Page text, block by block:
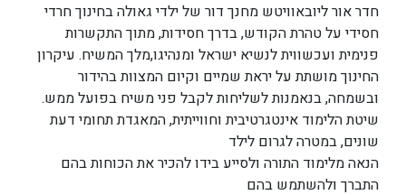
חדר אור ליובאוויטש מחנך דור של ילדי גאולה בחינוך חרדי
חסידי על טהרת הקודש, בדרך חסידות, מתוך התקשרות
פנימית ועכשווית לנשיא ישראל ומנהיגו,מלך המשיח. עיקרון
החינוך מושתת על יראת שמיים וקיום המצוות בהידור
ובשמחה, בנאמנות לשליחות לקבל פני משיח בפועל ממש.
שיטת הלימוד אינטגרטיבית וחווייתית, המאגדת תחומי דעת
שונים, במטרה לגרום לילד
הנאה מלימוד התורה ולסייע בידו להכיר את הכוחות בהם
התברך ולהשתמש בהם